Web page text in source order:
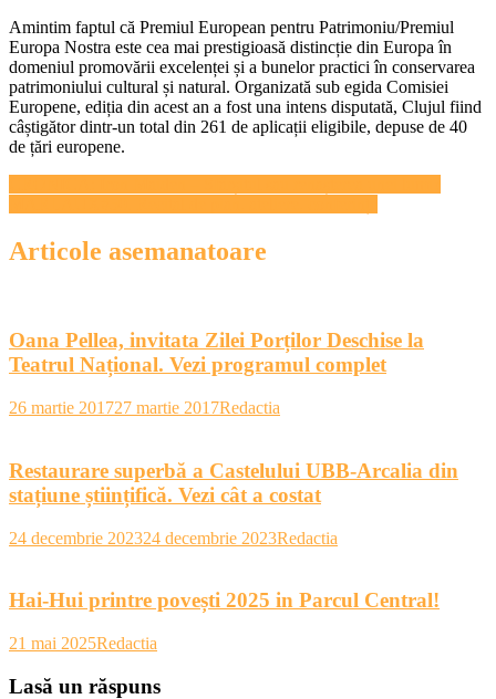
Amintim faptul că Premiul European pentru Patrimoniu/Premiul
Europa Nostra este cea mai prestigioasă distincție din Europa în
domeniul promovării excelenței și a bunelor practici în conservarea
patrimoniului cultural și natural. Organizată sub egida Comisiei
Europene, ediția din acest an a fost una intens disputată, Clujul fiind
câștigător dintr-un total din 261 de aplicații eligibile, depuse de 40
de țări europene.
Navigare
în
articole
Articole asemanatoare
Oana Pellea, invitata Zilei Porților Deschise la
Teatrul Național. Vezi programul complet
26 martie 201727 martie 2017Redactia
Restaurare superbă a Castelului UBB-Arcalia din
stațiune științifică. Vezi cât a costat
24 decembrie 202324 decembrie 2023Redactia
Hai-Hui printre povești 2025 in Parcul Central!
21 mai 2025Redactia
Lasă un răspuns